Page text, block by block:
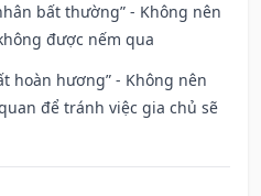
bất thường” - Không nên
được nếm qua
hoàn hương” - Không nên
để tránh việc gia chủ sẽ